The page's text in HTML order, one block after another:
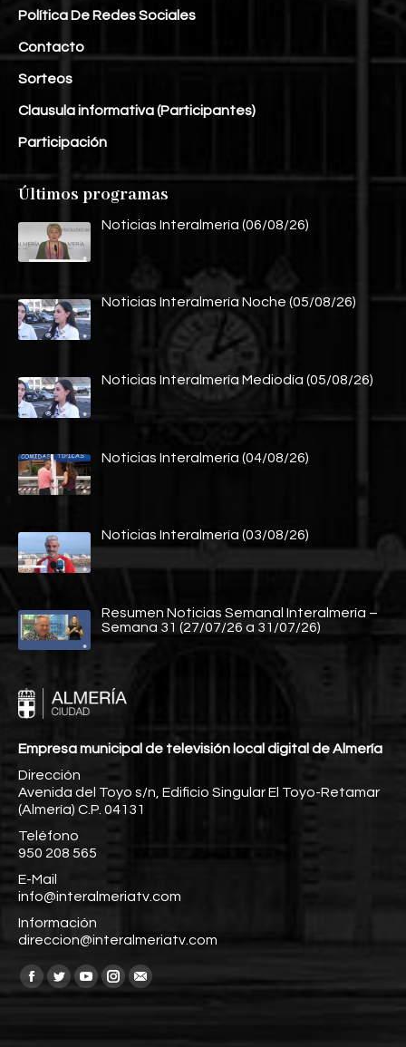
Política De Redes Sociales
Contacto
Sorteos
Clausula informativa (Participantes)
Participación
Últimos programas
Noticias Interalmería (06/08/26)
Noticias Interalmería Noche (05/08/26)
Noticias Interalmería Mediodía (05/08/26)
Noticias Interalmería (04/08/26)
Noticias Interalmería (03/08/26)
Resumen Noticias Semanal Interalmería –
Semana 31 (27/07/26 a 31/07/26)
Empresa municipal de televisión local digital de Almería
Dirección
Avenida del Toyo s/n, Edificio Singular El Toyo-Retamar
(Almería) C.P. 04131
Teléfono
950 208 565
E-Mail
info@interalmeriatv.com
Información
direccion@interalmeriatv.com
Encuéntranos en:
Facebook
TwitterYouTube
Instagram
Mail